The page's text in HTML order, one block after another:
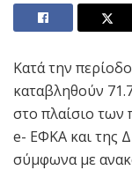
Κατά την
καταβληθούν
στο πλαίσιο
e- ΕΦΚΑ και της
σύμφωνα με